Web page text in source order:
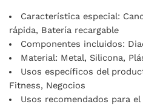
Característica especial:
rápida, Batería recargable
Componentes incluidos:
Material: Metal, Silicona,
Usos específicos del
Fitness, Negocios
Usos recomendados para